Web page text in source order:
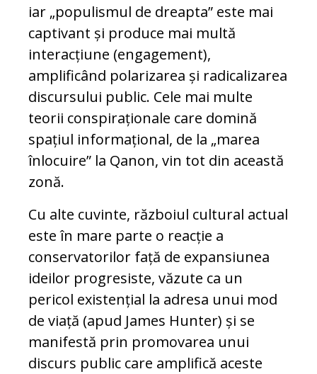
iar „populismul de dreapta” este mai
captivant și produce mai multă
interacțiune (engagement),
amplificând polarizarea și radicalizarea
discursului public. Cele mai multe
teorii conspiraționale care domină
spațiul informațional, de la „marea
înlocuire” la Qanon, vin tot din această
zonă.
Cu alte cuvinte, războiul cultural actual
este în mare parte o reacție a
conservatorilor față de expansiunea
ideilor progresiste, văzute ca un
pericol existențial la adresa unui mod
de viață (apud James Hunter) și se
manifestă prin promovarea unui
discurs public care amplifică aceste